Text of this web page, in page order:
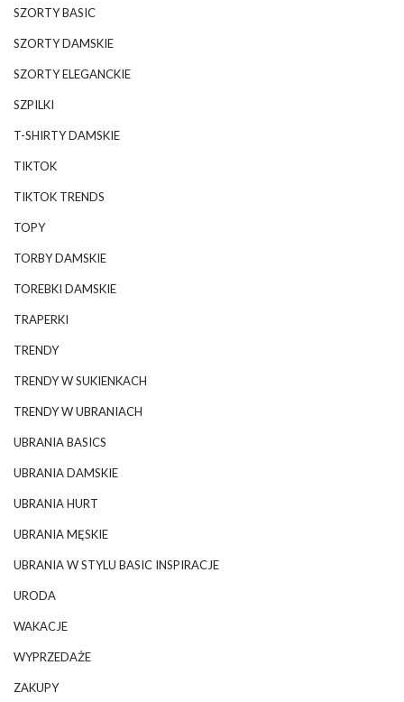
SZORTY BASIC
SZORTY DAMSKIE
SZORTY ELEGANCKIE
SZPILKI
T-SHIRTY DAMSKIE
TIKTOK
TIKTOK TRENDS
TOPY
TORBY DAMSKIE
TOREBKI DAMSKIE
TRAPERKI
TRENDY
TRENDY W SUKIENKACH
TRENDY W UBRANIACH
UBRANIA BASICS
UBRANIA DAMSKIE
UBRANIA HURT
UBRANIA MĘSKIE
UBRANIA W STYLU BASIC INSPIRACJE
URODA
WAKACJE
WYPRZEDAŻE
ZAKUPY